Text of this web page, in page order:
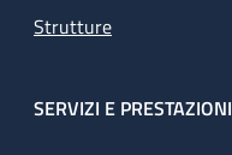
Strutture
SERVIZI E PRESTAZIONI